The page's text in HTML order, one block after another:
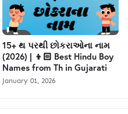
15+ થ પરથી છોકરાઓના નામ
(2026) | 👦🏻 Best Hindu Boy
Names from Th in Gujarati
January 01, 2026